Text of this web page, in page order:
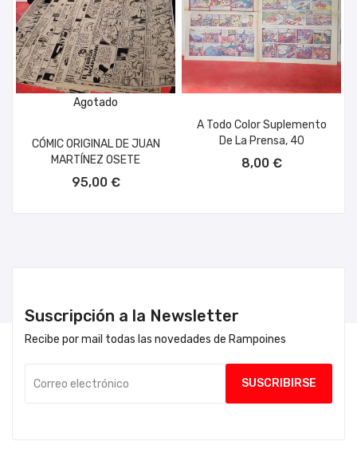
Agotado
CÓMIC ORIGINAL DE JUAN
MARTÍNEZ OSETE
95,00 €
A Todo Color Suplemento
De La Prensa, 40
8,00 €
Suscripción a la Newsletter
Recibe por mail todas las novedades de Rampoines